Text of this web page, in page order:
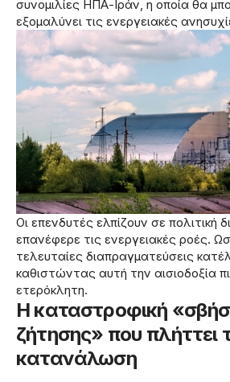
συνομιλίες ΗΠΑ-Ιράν, η οποία θα
εξομαλύνει τις ενεργειακές
Οι επενδυτές ελπίζουν σε πολιτική
επανέφερε τις ενεργειακές ροές.
τελευταίες διαπραγματεύσεις
καθιστώντας αυτή την αισιοδοξία
ετερόκλητη.
Η καταστροφική
ζήτησης» που πλήττει
κατανάλωση